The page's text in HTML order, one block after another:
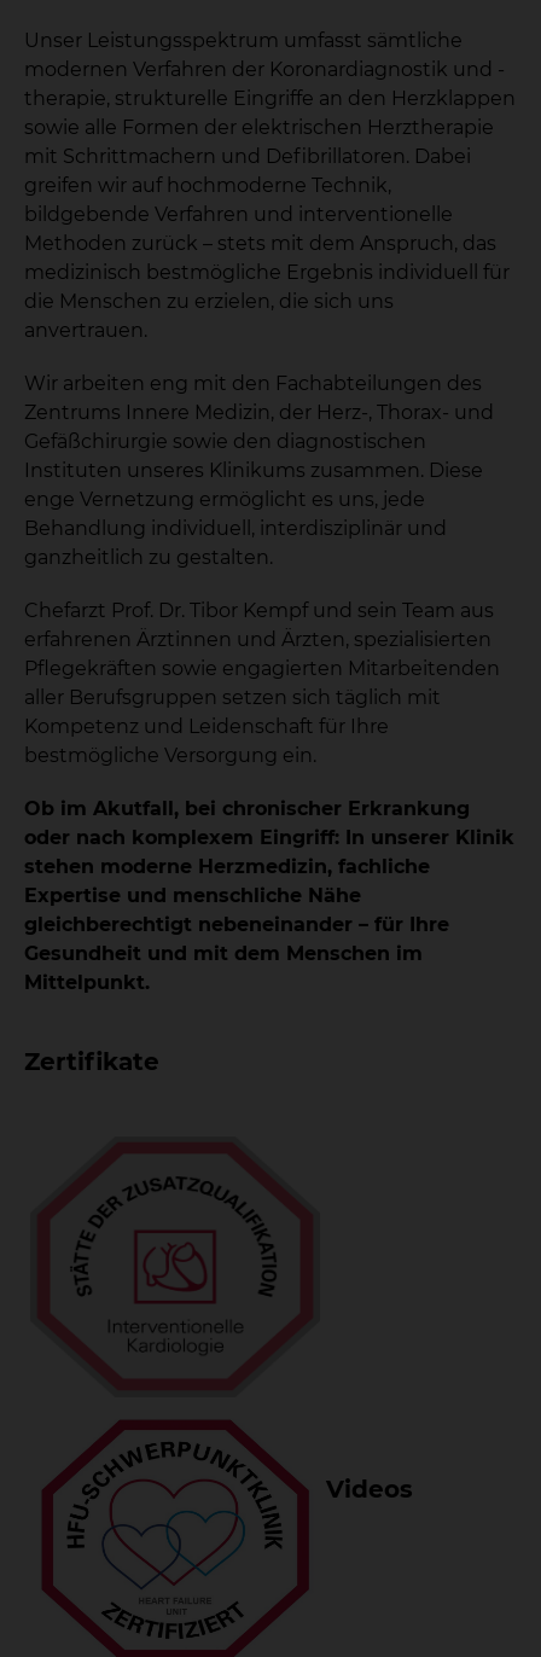
Unser Leistungsspektrum umfasst sämtliche
modernen Verfahren der Koronardiagnostik und -
therapie, strukturelle Eingriffe an den Herzklappen
sowie alle Formen der elektrischen Herztherapie
mit Schrittmachern und Defibrillatoren. Dabei
greifen wir auf hochmoderne Technik,
bildgebende Verfahren und interventionelle
Methoden zurück – stets mit dem Anspruch, das
medizinisch bestmögliche Ergebnis individuell für
die Menschen zu erzielen, die sich uns
anvertrauen.
Wir arbeiten eng mit den Fachabteilungen des
Zentrums Innere Medizin, der Herz-, Thorax- und
Gefäßchirurgie sowie den diagnostischen
Instituten unseres Klinikums zusammen. Diese
enge Vernetzung ermöglicht es uns, jede
Behandlung individuell, interdisziplinär und
ganzheitlich zu gestalten.
Chefarzt Prof. Dr. Tibor Kempf und sein Team aus
erfahrenen Ärztinnen und Ärzten, spezialisierten
Pflegekräften sowie engagierten Mitarbeitenden
aller Berufsgruppen setzen sich täglich mit
Kompetenz und Leidenschaft für Ihre
bestmögliche Versorgung ein.
Ob im Akutfall, bei chronischer Erkrankung
oder nach komplexem Eingriff: In unserer Klinik
stehen moderne Herzmedizin, fachliche
Expertise und menschliche Nähe
gleichberechtigt nebeneinander – für Ihre
Gesundheit und mit dem Menschen im
Mittelpunkt.
Zertifikate
Videos